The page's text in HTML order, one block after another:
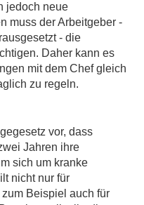
jedoch neue
muss der Arbeitgeber -
- die
Daher kann es
mit dem Chef gleich
zu regeln.
vor, dass
Jahren ihre
sich um kranke
nicht nur für
Beispiel auch für